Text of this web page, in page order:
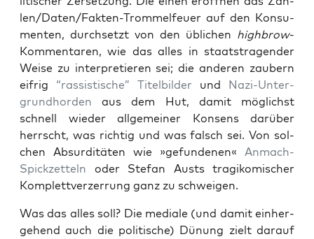
len/­Da­ten­/­Fak­ten-Trom­mel­feu­er auf den Kon­su­
men­ten, durch­setzt von den übli­chen high­brow-
Kom­men­ta­ren, wie das alles in staats­tra­gen­der
Wei­se zu inter­pre­tie­ren sei; die ande­ren zau­bern
eif­rig “ras­sis­ti­sche” Titel­bil­der und Nazi-Unter­
grund­hor­den aus dem Hut, damit mög­lichst
schnell wie­der all­ge­mei­ner Kon­sens dar­über
herrscht, was rich­tig und was falsch sei. Von sol­
chen Absur­di­tä­ten wie »gefun­de­nen« Anmach-
Spick­zet­teln oder Ste­fan Aus­ts tra­gi­ko­mi­scher
Kom­plett­ver­zer­rung ganz zu schweigen.
Was das alles soll? Die media­le (und damit ein­her­
ge­hend auch die poli­ti­sche) Dünung zielt dar­auf